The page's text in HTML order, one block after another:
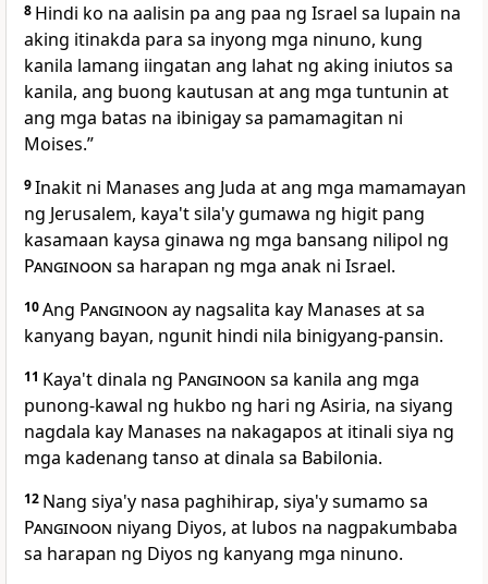
8 Hindi ko na aalisin pa ang paa ng Israel sa lupain na
aking itinakda para sa inyong mga ninuno, kung
kanila lamang iingatan ang lahat ng aking iniutos sa
kanila, ang buong kautusan at ang mga tuntunin at
ang mga batas na ibinigay sa pamamagitan ni
Moises.”
9Inakit ni Manases ang Juda at ang mga mamamayan
ng Jerusalem, kaya't sila'y gumawa ng higit pang
kasamaan kaysa ginawa ng mga bansang nilipol ng
Panginoon sa harapan ng mga anak ni Israel.
10Ang Panginoon ay nagsalita kay Manases at sa
kanyang bayan, ngunit hindi nila binigyang-pansin.
11 Kaya't dinala ng Panginoon sa kanila ang mga
punong-kawal ng hukbo ng hari ng Asiria, na siyang
nagdala kay Manases na nakagapos at itinali siya ng
mga kadenang tanso at dinala sa Babilonia.
12 Nang siya'y nasa paghihirap, siya'y sumamo sa
Panginoon niyang Diyos, at lubos na nagpakumbaba
sa harapan ng Diyos ng kanyang mga ninuno.